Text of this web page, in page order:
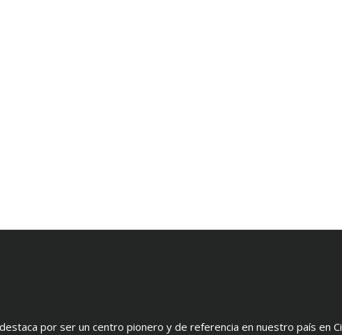
por ser un centro pionero y de referencia en nuestro país en